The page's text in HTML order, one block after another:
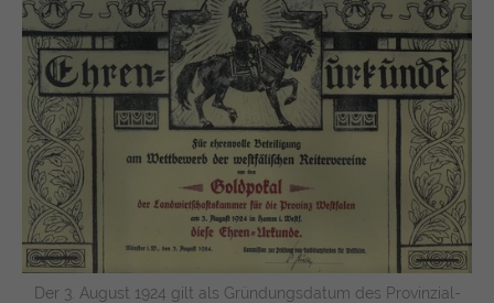
Der 3. August 1924 gilt als Gründungsdatum des Provinzial-